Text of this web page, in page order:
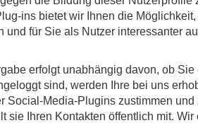
ins bietet wir Ihnen die
und für Sie als Nutzer interessanter
erfolgt unabhängig davon, ob
sind, werden Ihre bei uns
Social-Media-Plugins zustimmen
sie Ihren Kontakten öffentlich mit.